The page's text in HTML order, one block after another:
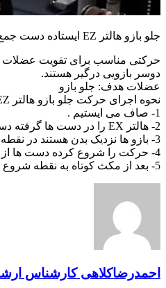
جلو بازو هالتر EZ ایستاده دست جمع
حرکتی مناسب برای تقویت عضلات
دوسر بازویی درگیر هستند.
عضلات هدف: جلو بازو
نحوه اجرای حرکت جلو بازو هالتر EZ ایستاده دست جمع:
1- صاف می ایستیم .
2- هالتر EX را در دست ها گرفته دست و مچ دست ها به هم نزدیک هستند کف دست ها رو به بیرون می باشد .
3- بازو ها نزدیک بدن هستند در نقطه شروع دست ها صاف نزدیک ران ها قرار دارند.
4- حرکت را شروع کرده دست ها از آرنج خم و دسته را بالا بیاورید و به بالای قفسه سینه نزدیک کنید بازو ها ثابت هستند.
5- بعد از مکث کوتاه به نقطه شروع بر میگردیم و حرکت تکرار می شود.
احمدرضاکلاهی کارشناس